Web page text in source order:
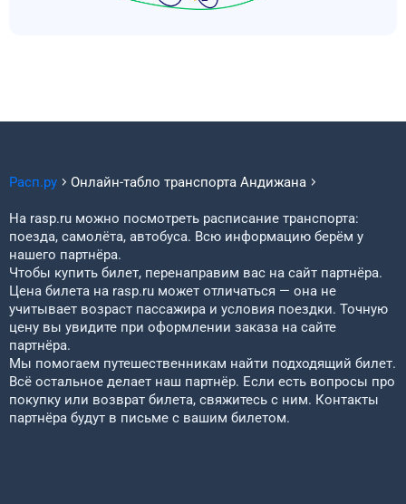
Расп.ру Онлайн-табло транспорта Андижана
На rasp.ru можно посмотреть расписание транспорта:
поезда, самолёта, автобуса. Всю информацию берём у
нашего партнёра.
Чтобы купить билет, перенаправим вас на сайт партнёра.
Цена билета на rasp.ru может отличаться — она не
учитывает возраст пассажира и условия поездки. Точную
цену вы увидите при оформлении заказа на сайте
партнёра.
Мы помогаем путешественникам найти подходящий билет.
Всё остальное делает наш партнёр. Если есть вопросы про
покупку или возврат билета, свяжитесь с ним. Контакты
партнёра будут в письме с вашим билетом.